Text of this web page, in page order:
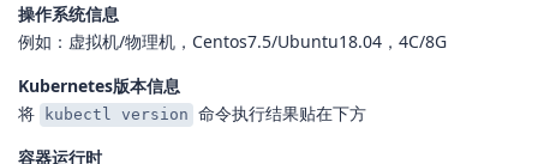
操作系统信息
例如：虚拟机/物理机，Centos7.5/Ubuntu18.04，4C/8G
Kubernetes版本信息
将
kubectl version 命令执行结果贴在下方
容器运行时